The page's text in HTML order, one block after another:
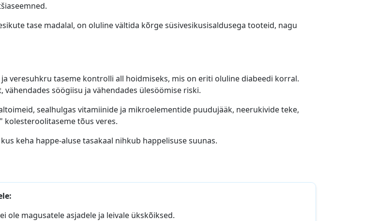
tase madalal, on oluline vältida kõrge süsivesikusisaldusega tooteid, nagu
veresuhkru taseme kontrolli all hoidmiseks, mis on eriti oluline diabeedi korral.
söögiisu ja vähendades ülesöömise riski.
sealhulgas vitamiinide ja mikroelementide puudujääk, neerukivide teke,
tõus veres.
keha happe-aluse tasakaal nihkub happelisuse suunas.
ole magusatele asjadele ja leivale ükskõiksed.